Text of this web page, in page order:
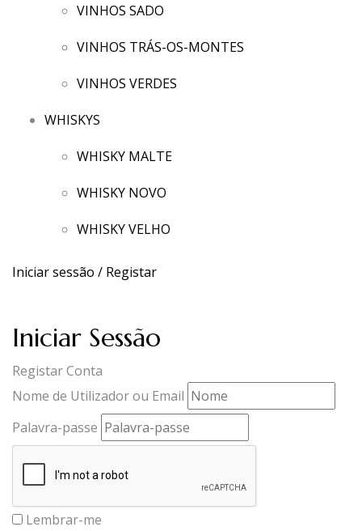
VINHOS SADO
VINHOS TRÁS-OS-MONTES
VINHOS VERDES
WHISKYS
WHISKY MALTE
WHISKY NOVO
WHISKY VELHO
Iniciar sessão / Registar
Iniciar Sessão
Registar Conta
Nome de Utilizador ou Email
Palavra-passe
Lembrar-me